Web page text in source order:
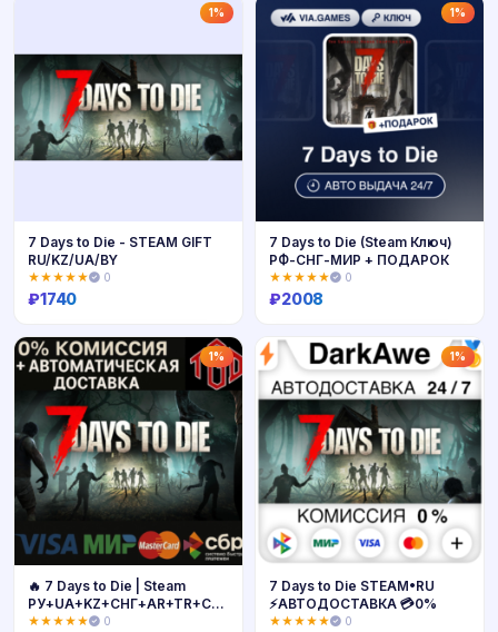
Купить
1%
Купить
7 Days to Die - STEAM GIFT
RU/KZ/UA/BY
★★★★★ 0
₽1740
1%
Купить
7 Days to Die (Steam Ключ)
РФ-СНГ-МИР + ПОДАРОК
★★★★★ 0
₽2008
1%
🔥 7 Days to Die | Steam
РУ+UA+KZ+СНГ+AR+TR+CN
🔥
★★★★★ 0
1%
7 Days to Die STEAM•RU
⚡️АВТОДОСТАВКА 💳0%
★★★★★ 0